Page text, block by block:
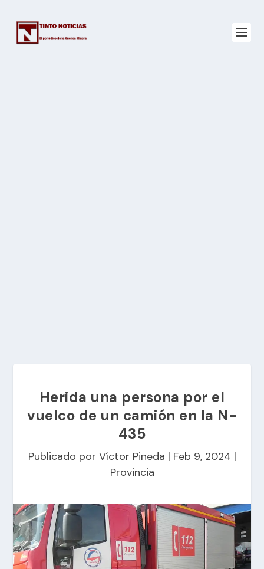
Herida una persona por el
vuelco de un camión en la N-
435
Publicado por Víctor Pineda | Feb 9, 2024 |
Provincia